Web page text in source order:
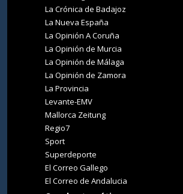
La Crónica de Badajoz
La Nueva España
La Opinión A Coruña
La Opinión de Murcia
La Opinión de Málaga
La Opinión de Zamora
La Provincia
Levante-EMV
Mallorca Zeitung
Regio7
Sport
Superdeporte
El Correo Gallego
El Correo de Andalucia